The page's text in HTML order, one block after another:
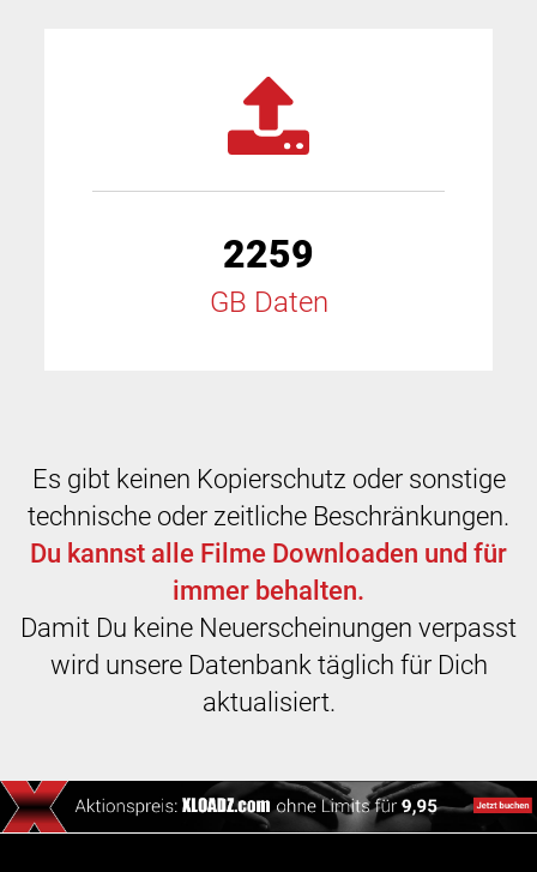
2259
GB Daten
Es gibt keinen Kopierschutz oder sonstige
technische oder zeitliche Beschränkungen.
Du kannst alle Filme Downloaden und für
immer behalten.
Damit Du keine Neuerscheinungen verpasst
wird unsere Datenbank täglich für Dich
aktualisiert.